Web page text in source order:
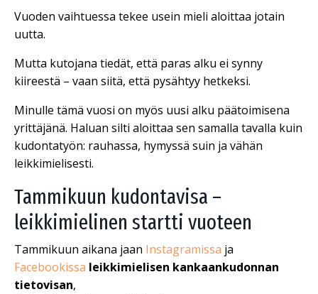
Vuoden vaihtuessa tekee usein mieli aloittaa jotain
uutta.
Mutta kutojana tiedät, että paras alku ei synny
kiireestä – vaan siitä, että pysähtyy hetkeksi.
Minulle tämä vuosi on myös uusi alku päätoimisena
yrittäjänä. Haluan silti aloittaa sen samalla tavalla kuin
kudontatyön: rauhassa, hymyssä suin ja vähän
leikkimielisesti.
Tammikuun kudontavisa –
leikkimielinen startti vuoteen
Tammikuun aikana jaan Instagramissa ja
Facebookissa leikkimielisen kankaankudonnan
tietovisan,